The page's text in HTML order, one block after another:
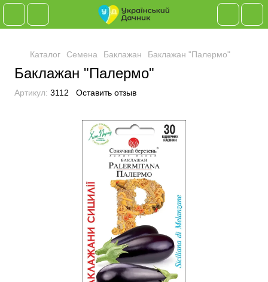
Каталог Семена Баклажан Баклажан "Палермо"
Баклажан "Палермо"
Артикул: 3112 Оставить отзыв